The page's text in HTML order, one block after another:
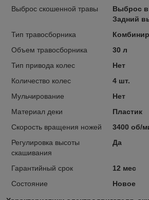
Выброс скошенной травы
Выброс в
Задний
Тип травосборника
Объем травосборника
30 л
Тип привода колес
Нет
Количество колес
4 шт.
Мульчирование
Нет
Материал деки
Пластик
Скорость вращения ножей
3400 об/
Регулировка высоты
скашивания
Да
Гарантийный срок
12 мес
Состояние
Новое